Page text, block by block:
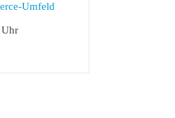
Umfeld
Uhr